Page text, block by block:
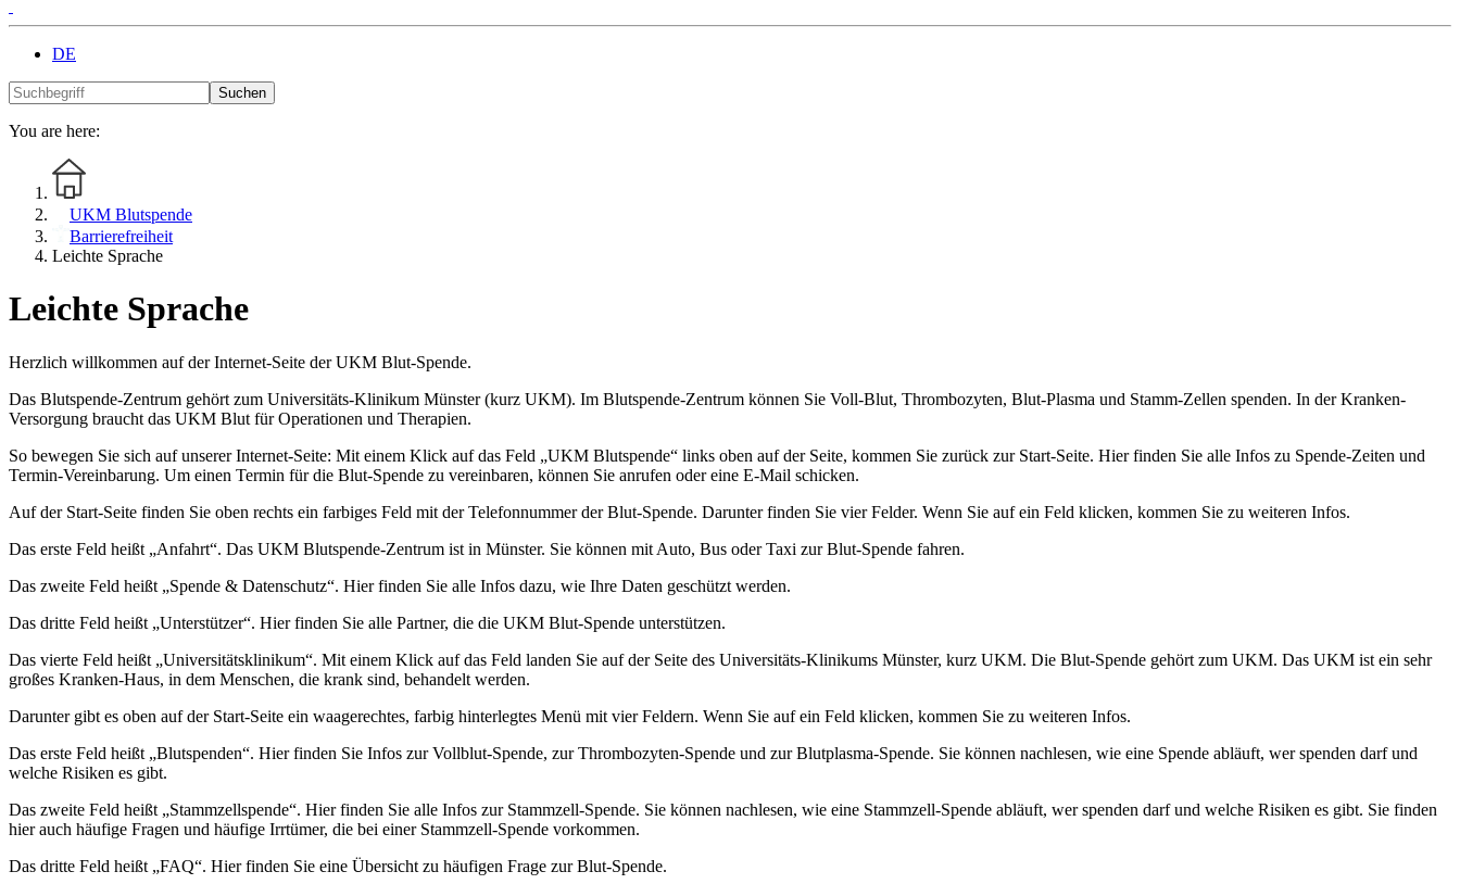
DE
Suchen
You are here:
UKM Blutspende
Barrierefreiheit
Leichte Sprache
Leichte Sprache
Herzlich willkommen auf der Internet-Seite der UKM Blut-Spende.
Das Blutspende-Zentrum gehört zum Universitäts-Klinikum Münster (kurz UKM). Im Blutspende-Zentrum können Sie Voll-Blut, Thrombozyten, Blut-Plasma und Stamm-Zellen spenden. In der Kranken-
Versorgung braucht das UKM Blut für Operationen und Therapien.
So bewegen Sie sich auf unserer Internet-Seite: Mit einem Klick auf das Feld „UKM Blutspende“ links oben auf der Seite, kommen Sie zurück zur Start-Seite. Hier finden Sie alle Infos zu Spende-Zeiten und
Termin-Vereinbarung. Um einen Termin für die Blut-Spende zu vereinbaren, können Sie anrufen oder eine E-Mail schicken.
Auf der Start-Seite finden Sie oben rechts ein farbiges Feld mit der Telefonnummer der Blut-Spende. Darunter finden Sie vier Felder. Wenn Sie auf ein Feld klicken, kommen Sie zu weiteren Infos.
Das erste Feld heißt „Anfahrt“. Das UKM Blutspende-Zentrum ist in Münster. Sie können mit Auto, Bus oder Taxi zur Blut-Spende fahren.
Das zweite Feld heißt „Spende & Datenschutz“. Hier finden Sie alle Infos dazu, wie Ihre Daten geschützt werden.
Das dritte Feld heißt „Unterstützer“. Hier finden Sie alle Partner, die die UKM Blut-Spende unterstützen.
Das vierte Feld heißt „Universitätsklinikum“. Mit einem Klick auf das Feld landen Sie auf der Seite des Universitäts-Klinikums Münster, kurz UKM. Die Blut-Spende gehört zum UKM. Das UKM ist ein sehr
großes Kranken-Haus, in dem Menschen, die krank sind, behandelt werden.
Darunter gibt es oben auf der Start-Seite ein waagerechtes, farbig hinterlegtes Menü mit vier Feldern. Wenn Sie auf ein Feld klicken, kommen Sie zu weiteren Infos.
Das erste Feld heißt „Blutspenden“. Hier finden Sie Infos zur Vollblut-Spende, zur Thrombozyten-Spende und zur Blutplasma-Spende. Sie können nachlesen, wie eine Spende abläuft, wer spenden darf und
welche Risiken es gibt.
Das zweite Feld heißt „Stammzellspende“. Hier finden Sie alle Infos zur Stammzell-Spende. Sie können nachlesen, wie eine Stammzell-Spende abläuft, wer spenden darf und welche Risiken es gibt. Sie finden
hier auch häufige Fragen und häufige Irrtümer, die bei einer Stammzell-Spende vorkommen.
Das dritte Feld heißt „FAQ“. Hier finden Sie eine Übersicht zu häufigen Frage zur Blut-Spende.